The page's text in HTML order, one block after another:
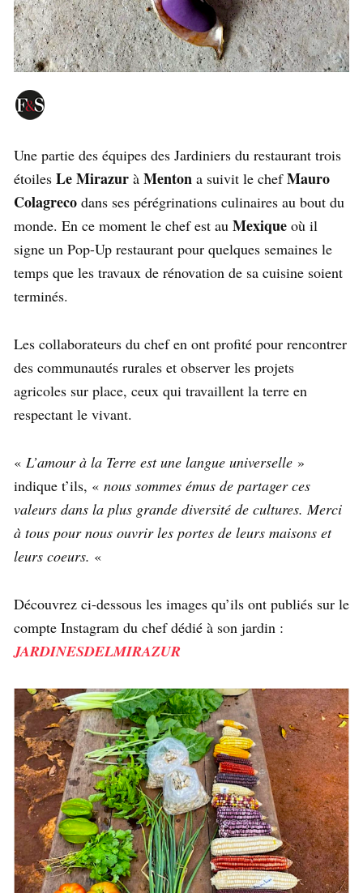
Une partie des équipes des Jardiniers du restaurant trois
étoiles Le Mirazur à Menton a suivit le chefMauro
Colagreco dans ses pérégrinations culinaires au bout du
monde. En ce moment le chef est au Mexique où il
signe un Pop-Up restaurant pour quelques semaines le
temps que les travaux de rénovation de sa cuisine soient
terminés.
Les collaborateurs du chef en ont profité pour rencontrer
des communautés rurales et observer les projets
agricoles sur place, ceux qui travaillent la terre en
respectant le vivant.
« L’amour à la Terre est une langue universelle »
indique t’ils, « nous sommes émus de partager ces
valeurs dans la plus grande diversité de cultures. Merci
à tous pour nous ouvrir les portes de leurs maisons et
leurs coeurs. «
Découvrez ci-dessous les images qu’ils ont publiés sur le
compte Instagram du chef dédié à son jardin :
JARDINESDELMIRAZUR